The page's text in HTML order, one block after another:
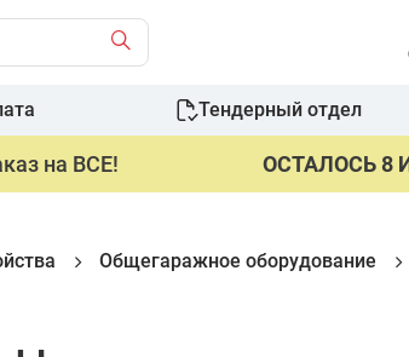
Тендерный отдел
на ВСЕ! ОСТАЛОСЬ 8
Общегаражное оборудование